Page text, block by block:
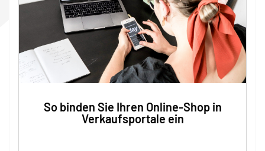
So binden Sie Ihren Online-Shop in
Verkaufsportale ein